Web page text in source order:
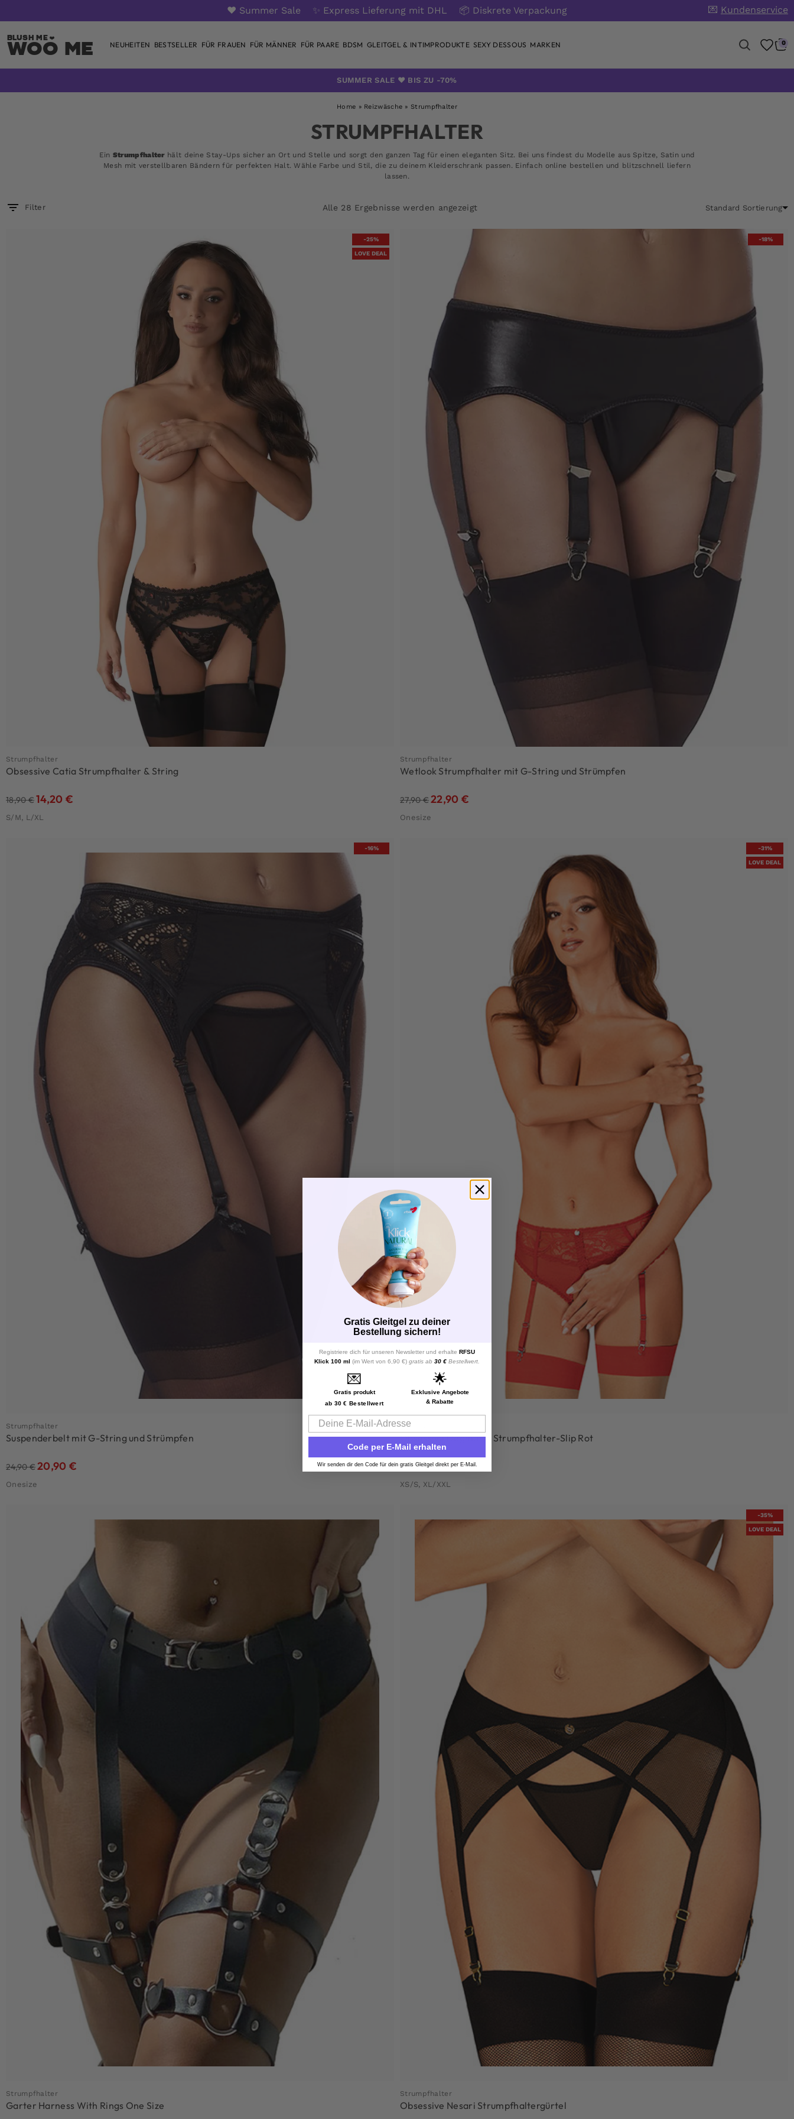
❤️ Summer Sale ✨ Express Lieferung mit DHL 📦 Diskrete Verpackung 💌 Kundenservice
Woo Me NEUHEITEN BESTSELLER FÜR FRAUEN FÜR MÄNNER FÜR PAARE BDSM GLEITGEL & INTIMPRODUKTE SEXY DESSOUS MARKEN 0
SUMMER SALE ❤️ BIS ZU -70%
Home » Reizwäsche »Strumpfhalter
STRUMPFHALTER
Ein Strumpfhalterhält deine Stay-Ups sicher an Ort und Stelle und sorgt den ganzen Tag für einen eleganten Sitz. Bei uns findest du Modelle aus Spitze, Satin und
Mesh mit verstellbaren Bändern für perfekten Halt. Wähle Farbe und Stil, die zu deinem Kleiderschrank passen. Einfach online bestellen und blitzschnell liefern
lassen.
Filter Alle 28 Ergebnisse werden angezeigt
-25%
LOVE DEAL
Strumpfhalter
Obsessive Catia Strumpfhalter & String
18,90€14,20 €
S/M, L/XL
-18%
Strumpfhalter
Wetlook Strumpfhalter mit G-String und Strümpfen
27,90€22,90 €
Onesize
-16%
Strumpfhalter
Suspenderbelt mit G-String und Strümpfen
24,90€20,90 €
Onesize
-31%
LOVE DEAL
Slip ouvert
Obsessive Dagmarie Strumpfhalter-Slip Rot
31,90€21,90€
XS/S, XL/XXL
Strumpfhalter
Garter Harness With Rings One Size
-35%
LOVE DEAL
Strumpfhalter
Obsessive Nesari Strumpfhaltergürtel
Gratis Gleitgel zu deiner
Bestellung sichern!
Registriere dich für unseren Newsletter und erhalte RFSU
Klick 100 ml (im Wert von 6,90 €) gratis ab 30 € Bestellwert.
💌
Gratis produkt
ab 30 € Bestellwert
🌟
Exklusive Angebote
& Rabatte
Email
Code per E-Mail erhalten
Wir senden dir den Code für dein gratis Gleitgel direkt per E-Mail.